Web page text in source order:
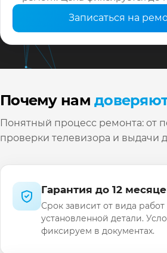
Записаться на
Почему нам
Понятный процесс ремонта: от
проверки телевизора и выдачи
Гарантия до 12
Срок зависит от вида работ
установленной детали.
фиксируем в документах.